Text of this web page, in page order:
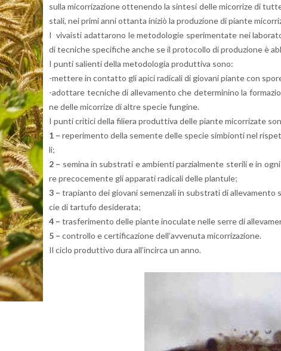
sulla mi­cor­ri­za­zio­ne ot­te­nen­do la sin­te­si delle mi­cor­ri­ze di
sta­li, nei primi anni ot­tan­ta ini­ziò la pro­du­zio­ne di pian­te
I vi­vai­sti adat­ta­ro­no le me­to­do­lo­gie spe­ri­men­ta­te nei
di tec­ni­che spe­ci­fi­che anche se il pro­to­col­lo di pro­du­zio­ne è
I punti sa­lien­ti della me­to­do­lo­gia pro­dut­ti­va sono:
-met­te­re in con­tat­to gli apici ra­di­ca­li di gio­va­ni pian­te con
-adot­ta­re tec­ni­che di al­le­va­men­to che de­ter­mi­ni­no la
ne delle mi­cor­ri­ze di altre spe­cie fun­gi­ne.
I punti cri­ti­ci della fi­lie­ra pro­dut­ti­va delle pian­te mi­cor­ri­za­te
1 – re­pe­ri­men­to della se­men­te delle spe­cie sim­bion­ti nel
li;
2 – se­mi­na in sub­stra­ti e am­bien­ti par­zial­men­te ste­ri­li e in
re pre­co­ce­men­te gli ap­pa­ra­ti ra­di­ca­li delle plan­tu­le;
3 – tra­pian­to dei gio­va­ni se­men­za­li in sub­stra­ti di
cie di tar­tu­fo de­si­de­ra­ta;
4 – tra­sfe­ri­men­to delle pian­te ino­cu­la­te nelle serre di
5 – con­trol­lo e cer­ti­fi­ca­zio­ne del­l’av­ve­nu­ta mi­cor­ri­za­zio­ne.
Il ciclo pro­dut­ti­vo dura al­l’in­cir­ca un anno.